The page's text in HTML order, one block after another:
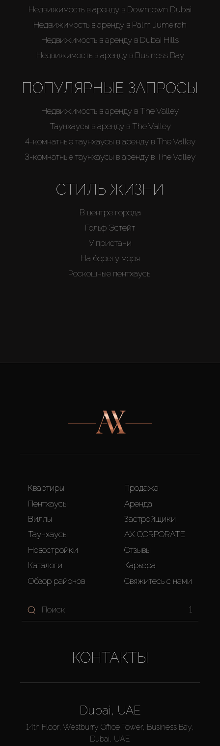
Недвижимость в аренду в Downtown Dubai
Недвижимость в аренду в Palm Jumeirah
Недвижимость в аренду в Dubai Hills
Недвижимость в аренду в Business Bay
ПОПУЛЯРНЫЕ ЗАПРОСЫ
Недвижимость в аренду в The Valley
Таунхаусы в аренду в The Valley
4-комнатные таунхаусы в аренду в The Valley
3-комнатные таунхаусы в аренду в The Valley
СТИЛЬ ЖИЗНИ
В центре города
Гольф Эстейт
У пристани
На берегу моря
Роскошные пентхаусы
Квартиры
Пентхаусы
Виллы
Таунхаусы
Новостройки
Каталоги
Обзор районов
Продажа
Аренда
Застройщики
AX CORPORATE
Отзывы
Карьера
Свяжитесь с нами
1
КОНТАКТЫ
Dubai, UAE
14th Floor, Westburry Office Tower, Business Bay,
Dubai, UAE